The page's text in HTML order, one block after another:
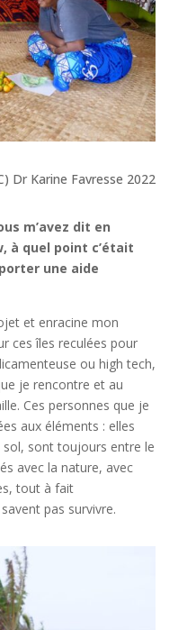
Dr Karine Favresse 2022
m’avez dit en
à quel point c’était
une aide
et enracine mon
ces îles reculées pour
ou high tech,
je rencontre et au
Ces personnes que je
aux éléments : elles
sont toujours entre le
avec la nature, avec
tout à fait
pas survivre.